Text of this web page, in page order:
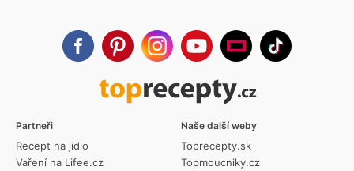
Partneři
Recept na jídlo
Vaření na Lifee.cz
Naše další weby
Toprecepty.sk
Topmoucniky.cz